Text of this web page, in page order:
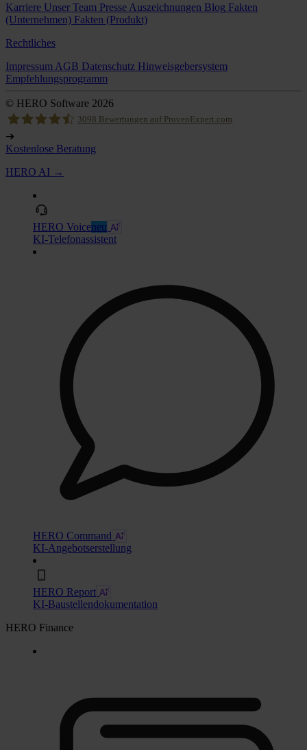
Karriere Unser Team Presse Auszeichnungen Blog Fakten
(Unternehmen) Fakten (Produkt)
Rechtliches
Impressum AGB Datenschutz Hinweisgebersystem
Empfehlungsprogramm
© HERO Software 2026
3098 Bewertungen auf ProvenExpert.com
➔
Kostenlose Beratung
HERO AI →
HERO Voiceneu
KI-Telefonassistent
HERO Command
KI-Angebotserstellung
HERO Report
KI-Baustellendokumentation
HERO Finance